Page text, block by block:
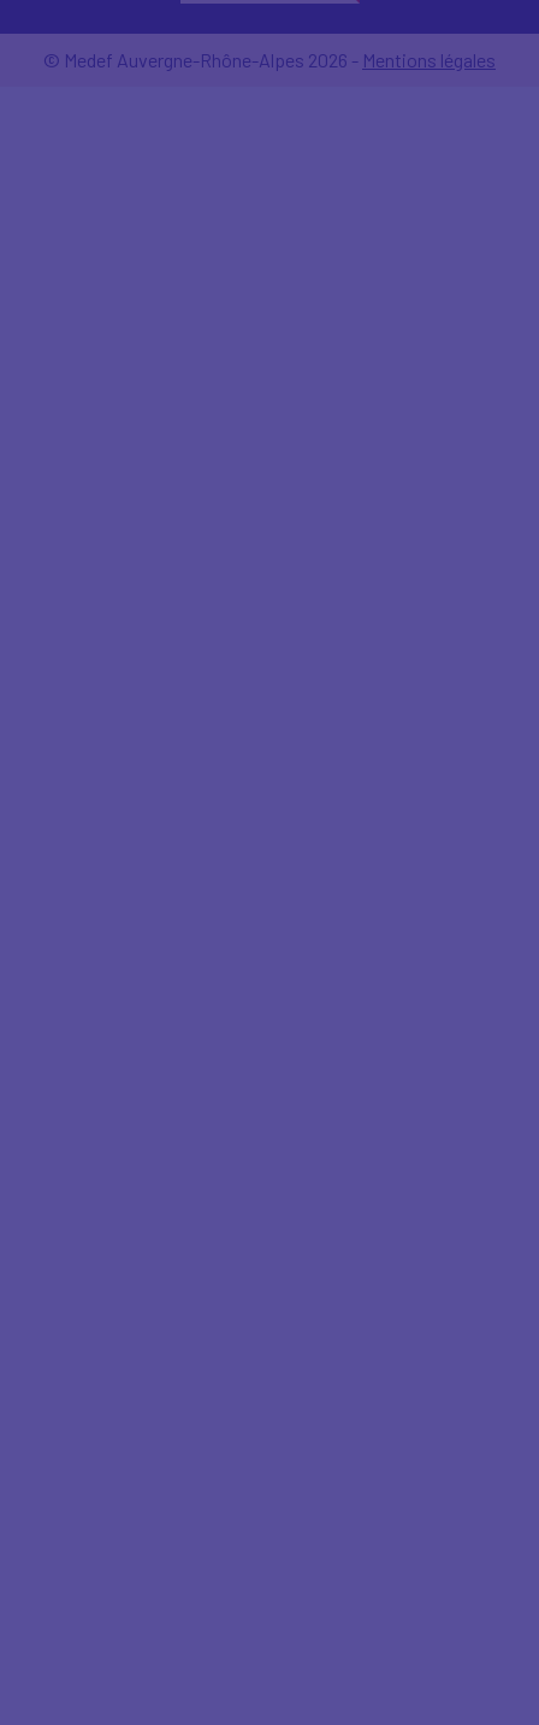
© Medef Auvergne-Rhône-Alpes 2026 - Mentions légales